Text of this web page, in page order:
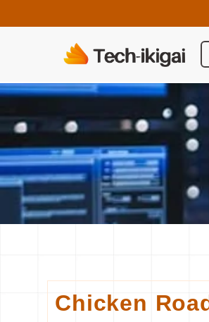
Chicken